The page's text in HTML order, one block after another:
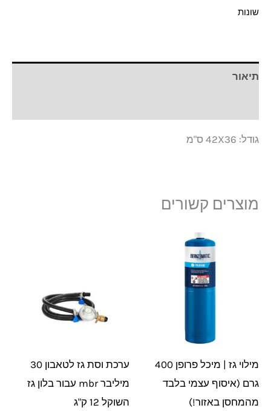
שונות
תיאור
גודל: 42X36 ס"מ
מוצרים קשורים
מילוי גז | מיכל פרופן 400
גרם (איסוף עצמי בלבד
מהמחסן באזור!)
ערכת וסת גז לטאבון 30
מיליבר mbr עבור בלון גז
השוקל 12 ק"ג